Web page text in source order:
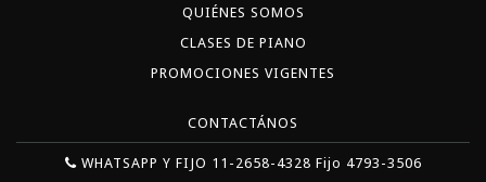
QUIÉNES SOMOS
CLASES DE PIANO
PROMOCIONES VIGENTES
CONTACTÁNOS
WHATSAPP Y FIJO 11-2658-4328 Fijo 4793-3506